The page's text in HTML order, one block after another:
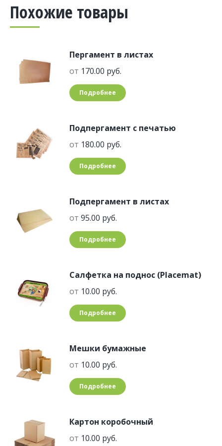
Похожие товары
Пергамент в листах
от 170.00 руб.
Подробнее
Подпергамент с печатью
от 180.00 руб.
Подробнее
Подпергамент в листах
от 95.00 руб.
Подробнее
Салфетка на поднос (Placemat)
от 10.00 руб.
Подробнее
Мешки бумажные
от 10.00 руб.
Подробнее
Картон коробочный
от 10.00 руб.